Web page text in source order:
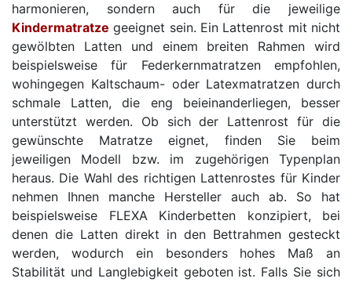
harmonieren, sondern auch für die jeweilige
Kindermatratze geeignet sein. Ein Lattenrost mit nicht
gewölbten Latten und einem breiten Rahmen wird
beispielsweise für Federkernmatratzen empfohlen,
wohingegen Kaltschaum- oder Latexmatratzen durch
schmale Latten, die eng beieinanderliegen, besser
unterstützt werden. Ob sich der Lattenrost für die
gewünschte Matratze eignet, finden Sie beim
jeweiligen Modell bzw. im zugehörigen Typenplan
heraus. Die Wahl des richtigen Lattenrostes für Kinder
nehmen Ihnen manche Hersteller auch ab. So hat
beispielsweise FLEXA Kinderbetten konzipiert, bei
denen die Latten direkt in den Bettrahmen gesteckt
werden, wodurch ein besonders hohes Maß an
Stabilität und Langlebigkeit geboten ist. Falls Sie sich